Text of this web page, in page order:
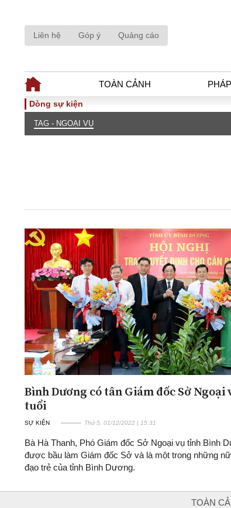
Liên hệ Góp ý Quảng cáo
TOÀN CẢNH
TOÀN CẢNH
Thế giới
Góc
An
ĐA CHIỀU
Quan điểm
Xi nhan Trái Phải
Bạn đọc viết
Dòng sự kiện
TAG - NGOẠI VỤ
Bình Dương có tân Giám đốc Sở Ngoại
tuổi
SỰ KIỆN Thứ 5, 01/12/2022 | 15:31
Bà Hà Thanh, Phó Giám đốc Sở Ngoại vụ tỉnh Bình
được bầu làm Giám đốc Sở và là một trong những
đạo trẻ của tỉnh Bình Dương.
TOÀN